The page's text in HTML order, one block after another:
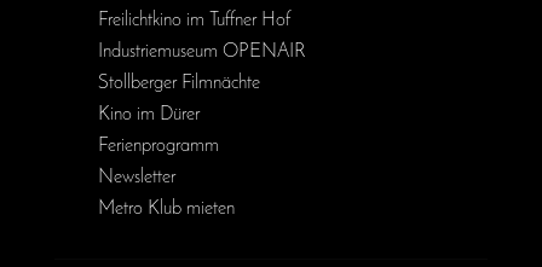
Freilichtkino im Tuffner Hof
Industriemuseum OPENAIR
Stollberger Filmnächte
Kino im Dürer
Ferienprogramm
Newsletter
Metro Klub mieten